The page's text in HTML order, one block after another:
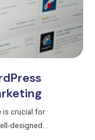
is crucial for
designed...